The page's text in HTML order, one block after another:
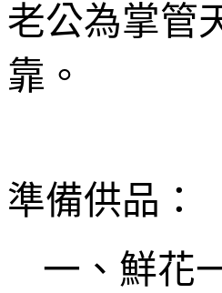
老公為掌管
靠。
準備供品：
一、鮮花